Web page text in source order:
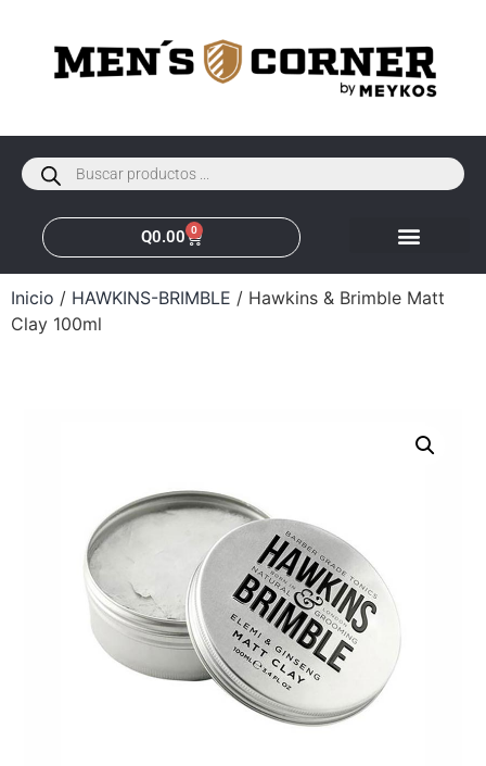
Q0.00 0
Inicio / HAWKINS-BRIMBLE / Hawkins & Brimble Matt
Clay 100ml